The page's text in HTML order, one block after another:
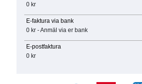
0 kr
E-faktura via bank
0 kr - Anmäl via er bank
E-postfaktura
0 kr